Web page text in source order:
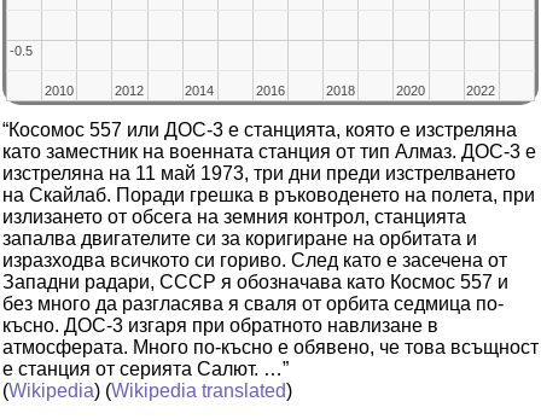
2010
2010 2012
2012 2014
2014 2016
2016 2018
2018 2020
2020 2022
2022
-0.5
-0.5
“Косомос 557 или ДОС-3 е станцията, която е изстреляна
като заместник на военната станция от тип Алмаз. ДОС-3 е
изстреляна на 11 май 1973, три дни преди изстрелването
на Скайлаб. Поради грешка в ръководенето на полета, при
излизането от обсега на земния контрол, станцията
запалва двигателите си за коригиране на орбитата и
изразходва всичкото си гориво. След като е засечена от
Западни радари, СССР я обозначава като Космос 557 и
без много да разгласява я сваля от орбита седмица по-
късно. ДОС-3 изгаря при обратното навлизане в
атмосферата. Много по-късно е обявено, че това всъщност
е станция от серията Салют. …”
(Wikipedia) (Wikipedia translated)